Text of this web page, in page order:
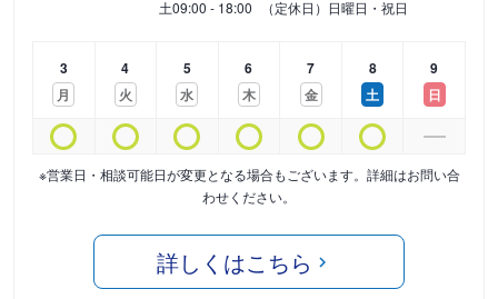
土09:00 - 18:00 （定休日）日曜日・祝日
3
月
4
火
5
水
6
木
7
金
8
土
9
日
※営業日・相談可能日が変更となる場合もございます。詳細はお問い合
わせください。
詳しくはこちら